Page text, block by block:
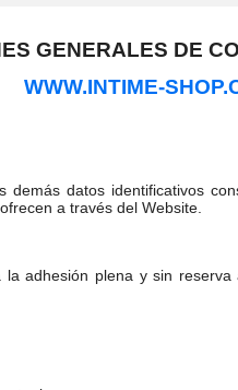
GENERALES DE
WWW.INTIME-
demás datos identificativos
a través del Website.
adhesión plena y sin